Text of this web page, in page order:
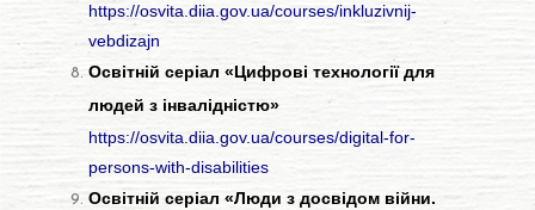
https://osvita.diia.gov.ua/courses/inkluzivnij-
vebdizajn
Освітній серіал «Цифрові технології для
людей з інвалідністю»
https://osvita.diia.gov.ua/courses/digital-for-
persons-with-disabilities
Освітній серіал «Люди з досвідом війни.